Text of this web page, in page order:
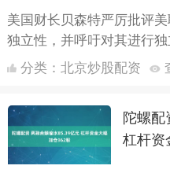
美国财长贝森特严厉批评
独立性，并呼吁对其进行
森特周五发表评论文章称
政治合法....
分类： 北京炒股配资
陀螺
杠杆资